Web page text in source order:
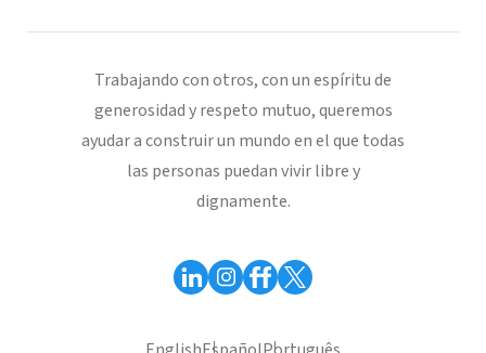
Trabajando con otros, con un espíritu de
generosidad y respeto mutuo, queremos
ayudar a construir un mundo en el que todas
las personas puedan vivir libre y
dignamente.